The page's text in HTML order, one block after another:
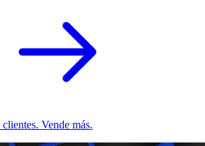
Vende más.